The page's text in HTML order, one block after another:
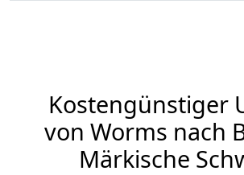
Kostengünstiger
von Worms nach
Märkische